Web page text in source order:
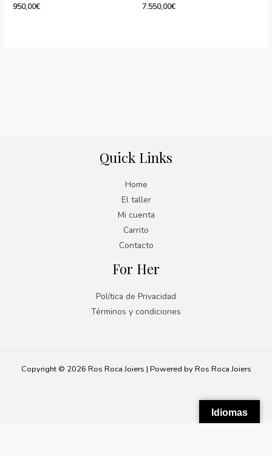
950,00€
7.550,00€
Quick Links
Home
El taller
Mi cuenta
Carrito
Contacto
For Her
Política de Privacidad
Términos y condiciones
Copyright © 2026 Ros Roca Joiers | Powered by Ros Roca Joiers
Idiomas